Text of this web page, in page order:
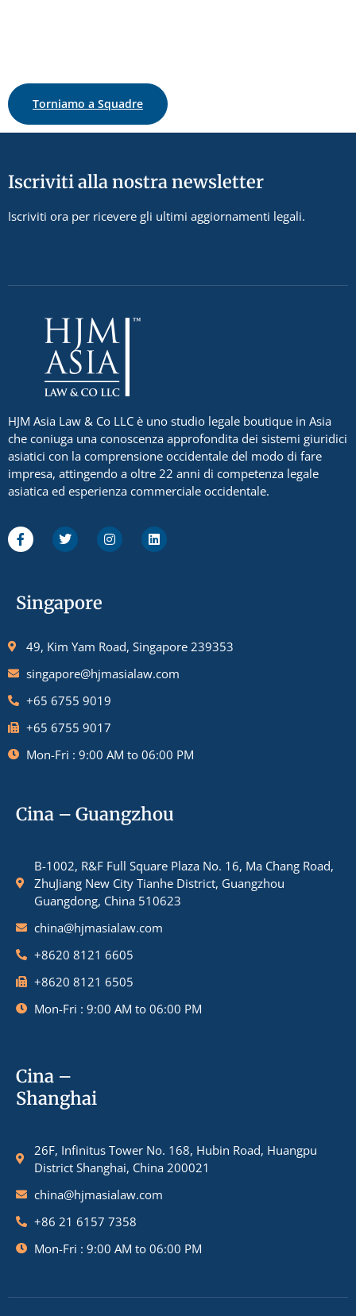
Torniamo a Squadre
Iscriviti alla nostra newsletter
Iscriviti ora per ricevere gli ultimi aggiornamenti legali.
HJM Asia Law & Co LLC è uno studio legale boutique in Asia
che coniuga una conoscenza approfondita dei sistemi giuridici
asiatici con la comprensione occidentale del modo di fare
impresa, attingendo a oltre 22 anni di competenza legale
asiatica ed esperienza commerciale occidentale.
Singapore
49, Kim Yam Road, Singapore 239353
singapore@hjmasialaw.com
+65 6755 9019
+65 6755 9017
Mon-Fri : 9:00 AM to 06:00 PM
Cina – Guangzhou
B-1002, R&F Full Square Plaza No. 16, Ma Chang Road,
ZhuJiang New City Tianhe District, Guangzhou
Guangdong, China 510623
china@hjmasialaw.com
+8620 8121 6605
+8620 8121 6505
Mon-Fri : 9:00 AM to 06:00 PM
Cina –
Shanghai
26F, Infinitus Tower No. 168, Hubin Road, Huangpu
District Shanghai, China 200021
china@hjmasialaw.com
+86 21 6157 7358
Mon-Fri : 9:00 AM to 06:00 PM